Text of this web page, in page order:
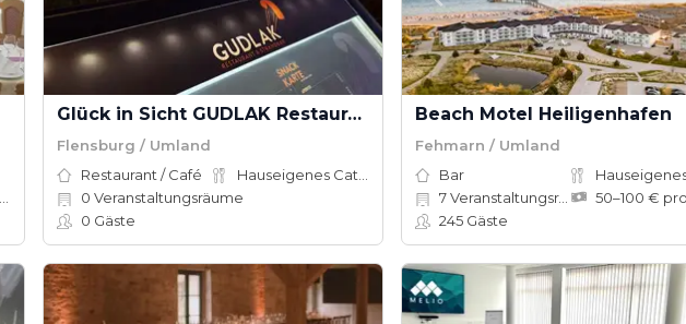
Glück in Sicht GUDLAK Restaurant & Bar
Flensburg / Umland
Restaurant / Café
0 Veranstaltungsräume
0 Gäste
Beach Motel Heiligenhafen
Fehmarn / Umland
Bar
7Veranstaltungsräume
245 Gäste